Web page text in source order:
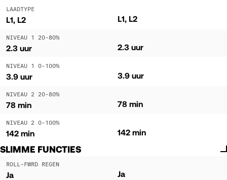
LAADTYPE
L1, L2 L1, L2
NIVEAU 1 20-80%
2.3 uur 2.3 uur
NIVEAU 1 0-100%
3.9 uur 3.9 uur
NIVEAU 2 20-80%
78 min 78 min
NIVEAU 2 0-100%
142 min 142 min
SLIMME FUNCTIES
ROLL-FWRD REGEN
Ja Ja